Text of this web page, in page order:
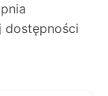
dostępności